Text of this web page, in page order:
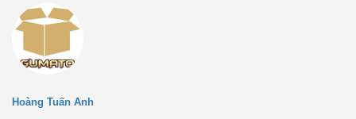
Hoàng Tuấn Anh